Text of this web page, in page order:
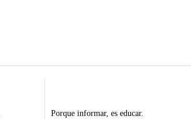
Porque informar, es educar.